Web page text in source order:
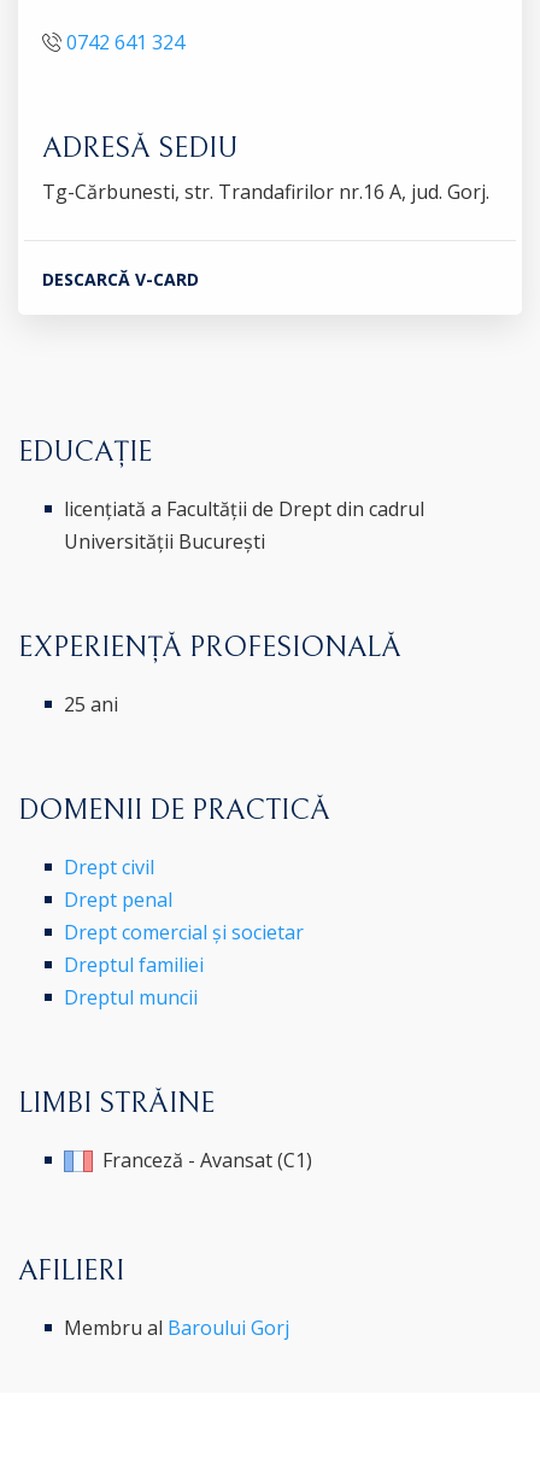
0742 641 324
ADRESĂ SEDIU
Tg-Cărbunesti, str. Trandafirilor nr.16 A, jud. Gorj.
DESCARCĂ V-CARD
EDUCAȚIE
licențiată a Facultății de Drept din cadrul
Universității București
EXPERIENȚĂ PROFESIONALĂ
25 ani
DOMENII DE PRACTICĂ
Drept civil
Drept penal
Drept comercial și societar
Dreptul familiei
Dreptul muncii
LIMBI STRĂINE
Franceză - Avansat (C1)
AFILIERI
Membru al Baroului Gorj